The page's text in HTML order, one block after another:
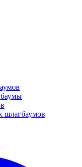
шлагбаумов